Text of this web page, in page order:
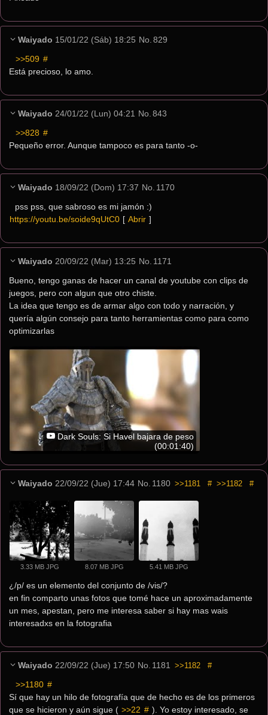
Waiyado 15/01/22 (Sáb) 18:25 No. 829
>>509 #
Está precioso, lo amo.
Waiyado 24/01/22 (Lun) 04:21 No. 843
>>828 #
Pequeño error. Aunque tampoco es para tanto -o-
Waiyado 18/09/22 (Dom) 17:37 No. 1170
pss pss, que sabroso es mi jamón :)
https://youtu.be/soide9qUtC0 [ Abrir ]
Waiyado 20/09/22 (Mar) 13:25 No. 1171
Bueno, tengo ganas de hacer un canal de youtube con clips de
juegos, pero con algun que otro chiste.
La idea que tengo es de armar algo con todo y narración, y
quería algún consejo para tanto herramientas como para como
optimizarlas
Dark Souls: Si Havel bajara de peso
(00:01:40)
Waiyado 22/09/22 (Jue) 17:44 No. 1180 >>1181 # >>1182 #
3.33 MB JPG 8.07 MB JPG 5.41 MB JPG
¿/p/ es un elemento del conjunto de /vis/?
en fin comparto unas fotos que tomé hace un aproximadamente
un mes, apestan, pero me interesa saber si hay mas wais
interesadxs en la fotografia
Waiyado 22/09/22 (Jue) 17:50 No. 1181 >>1182 #
>>1180 #
Sí que hay un hilo de fotografía que de hecho es de los primeros
que se hicieron y aún sigue ( >>22 # ). Yo estoy interesado, se